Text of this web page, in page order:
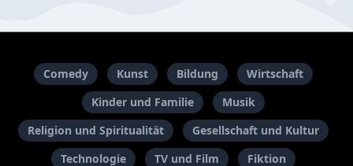
Comedy Kunst Bildung
Wirtschaft
Kinder und Familie
Musik
Religion und Spiritualität
Gesellschaft und Kultur
Technologie
TV und Film Fiktion